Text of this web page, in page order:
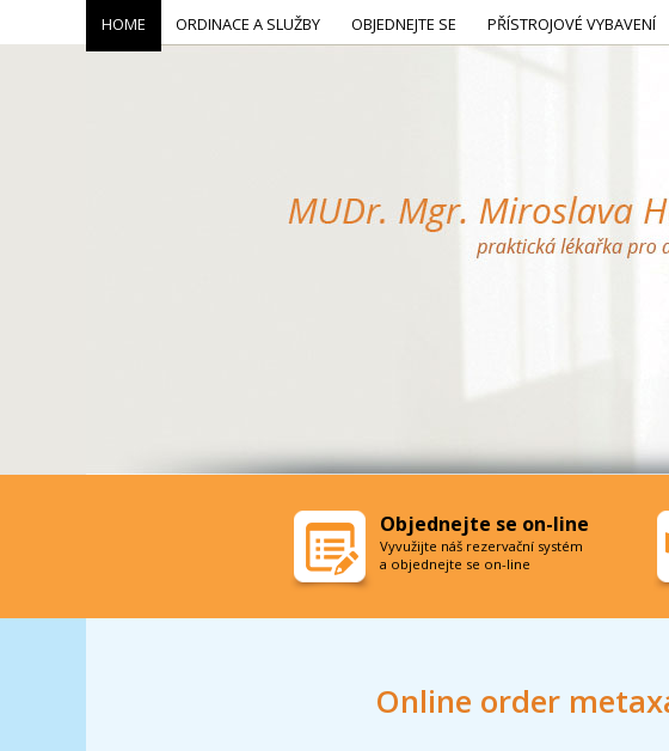
Online order
HOME ORDINACE A SLUŽBY OBJEDNEJTE SE PŘÍSTROJOVÉ VYBAVENÍ
Objednejte se on-line
Vyvužijte náš rezervační systém
a objednejte se on-line